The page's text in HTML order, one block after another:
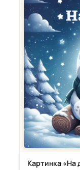
Картинка «На